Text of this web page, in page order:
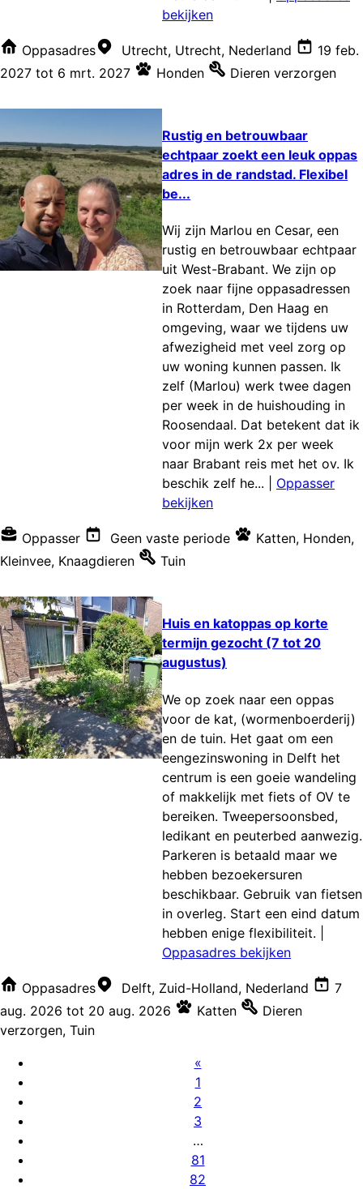
bekijken
Oppasadres Utrecht, Utrecht, Nederland
19 feb.
2027 tot 6 mrt. 2027 Honden Dieren verzorgen
Rustig en betrouwbaar
echtpaar zoekt een leuk oppas
adres in de randstad. Flexibel
be...
Wij zijn Marlou en Cesar, een
rustig en betrouwbaar echtpaar
uit West-Brabant. We zijn op
zoek naar fijne oppasadressen
in Rotterdam, Den Haag en
omgeving, waar we tijdens uw
afwezigheid met veel zorg op
uw woning kunnen passen. Ik
zelf (Marlou) werk twee dagen
per week in de huishouding in
Roosendaal. Dat betekent dat ik
voor mijn werk 2x per week
naar Brabant reis met het ov. Ik
beschik zelf he...
Oppasser
bekijken
Oppasser Geen vaste periode Katten, Honden,
Kleinvee, Knaagdieren Tuin
Huis en katoppas op korte
termijn gezocht (7 tot 20
augustus)
We op zoek naar een oppas
voor de kat, (wormenboerderij)
en de tuin. Het gaat om een
eengezinswoning in Delft het
centrum is een goeie wandeling
of makkelijk met fiets of OV te
bereiken. Tweepersoonsbed,
ledikant en peuterbed aanwezig.
Parkeren is betaald maar we
hebben bezoekersuren
beschikbaar. Gebruik van fietsen
in overleg. Start een eind datum
hebben enige flexibiliteit.
Oppasadres bekijken
Oppasadres Delft, Zuid-Holland, Nederland
7
aug. 2026 tot 20 aug. 2026 Katten
Dieren
verzorgen, Tuin
«
1
2
3
…
81
82